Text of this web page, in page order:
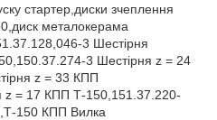
стартер,диски зчеплення
металокерама
3 Шестірня
3 Шестірня z = 24
z = 33 КПП
z = 17 КПП Т-150,151.37.220-
150 КПП Вилка